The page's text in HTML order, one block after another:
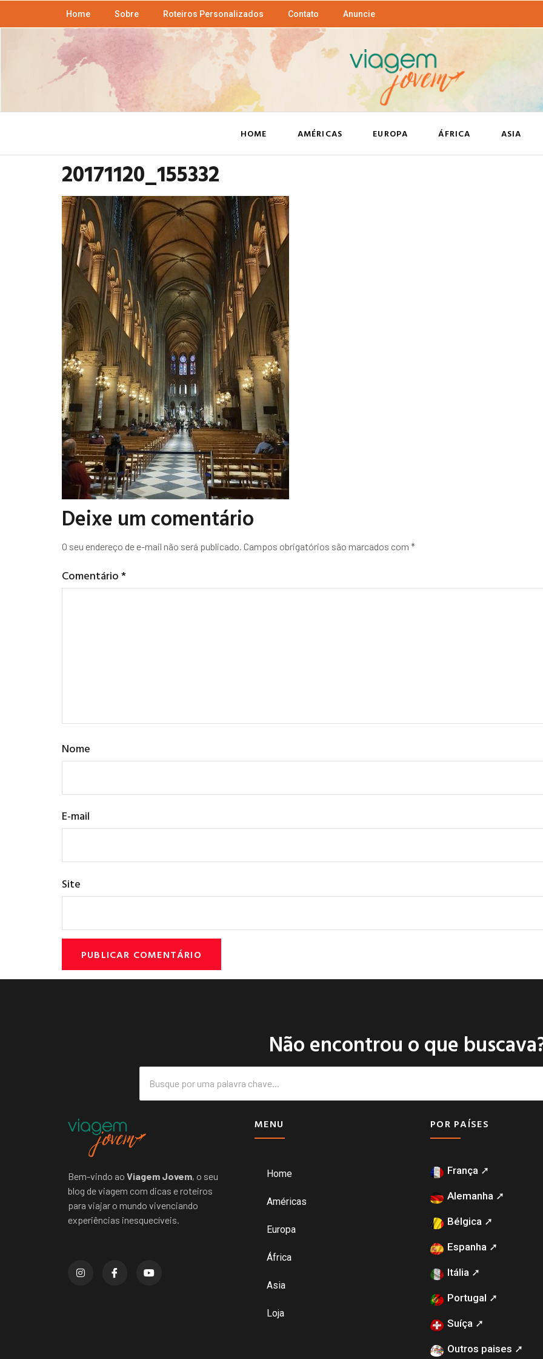
Home Sobre Roteiros Personalizados Contato Anuncie
HOME AMÉRICAS EUROPA ÁFRICA ASIA
20171120_155332
Deixe um comentário
O seu endereço de e-mail não será publicado. Campos obrigatórios são marcados com *
Comentário*
Nome
E-mail
Site
Não encontrou o que
Bem-vindo ao Viagem Jovem, o seu
blog de viagem com dicas e roteiros
para viajar o mundo vivenciando
experiências inesquecíveis.
MENU
Home
Américas
Europa
África
Asia
Loja
POR PAÍSES
França ➚
Alemanha ➚
Bélgica ➚
Espanha ➚
Itália ➚
Portugal ➚
Suíça ➚
Outros paises ➚